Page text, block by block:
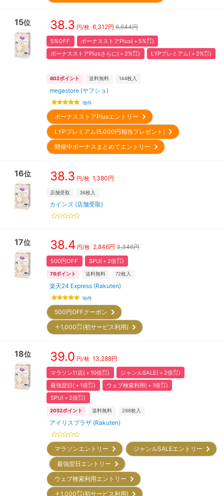
15位 38.3 円/枚 6,312円 6,644円
5%OFF
ボーナスストアPlus(＋5%㌽)
ボーナスストアPlusさらに(＋2%㌽)
LYPプレミアム(＋2%㌽)
802ポイント 送料無料 144枚入
megastore (ヤフショ)
18件
ボーナスストアPlusエントリー
LYPプレミアム(5,000円相当プレゼント)
開催中ボーナスまとめてエントリー
16位 38.3 円/枚 1,380円
店舗受取 36枚入
カインズ (店舗受取)
17位 38.4 円/枚 2,846円 3,346円
500円OFF SPU(＋2倍㌽)
78ポイント 送料無料 72枚入
楽天24 Express (Rakuten)
16件
500円OFFクーポン
＋1,000㌽(初サービス利用)
18位 39.0 円/枚 13,288円
マラソン11店(＋10倍㌽)
ジャンルSALE(＋2倍㌽)
最強翌日(＋1倍㌽)
ウェブ検索利用(＋1倍㌽)
SPU(＋2倍㌽)
2052ポイント 送料無料 288枚入
アイリスプラザ (Rakuten)
マラソンエントリー
ジャンルSALEエントリー
最強翌日エントリー
ウェブ検索利用エントリー
＋1,000㌽(初サービス利用)